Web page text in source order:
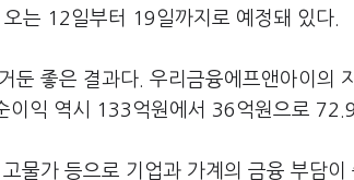
는 12일부터 19일까지로 예정돼 있다.
둔 좋은 결과다. 우리금융에프앤아이의
익 역시 133억원에서 36억원으로
물가 등으로 기업과 가계의 금융 부담